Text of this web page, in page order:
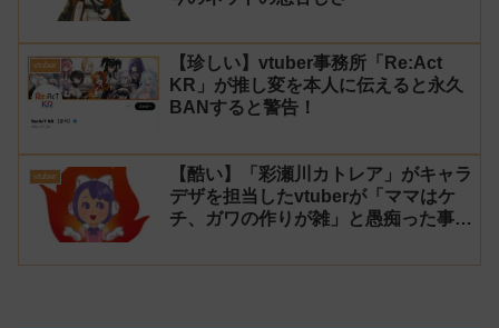
vtuber
【珍しい】vtuber事務所「Re:Act
KR」が推し変を本人に伝えると永久
BANすると警告！
vtuber
【酷い】「彩瀬川カトレア」がキャラ
デザを担当したvtuberが「ママはケ
チ、ガワの作りが雑」と愚痴った事が